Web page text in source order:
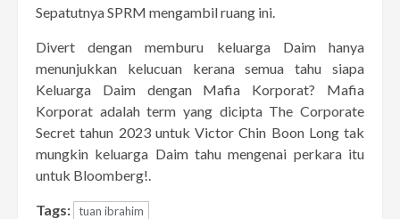
Sepatutnya SPRM mengambil ruang ini.
Divert dengan memburu keluarga Daim hanya
menunjukkan kelucuan kerana semua tahu siapa
Keluarga Daim dengan Mafia Korporat? Mafia
Korporat adalah term yang dicipta The Corporate
Secret tahun 2023 untuk Victor Chin Boon Long tak
mungkin keluarga Daim tahu mengenai perkara itu
untuk Bloomberg!.
Tags: tuan ibrahim